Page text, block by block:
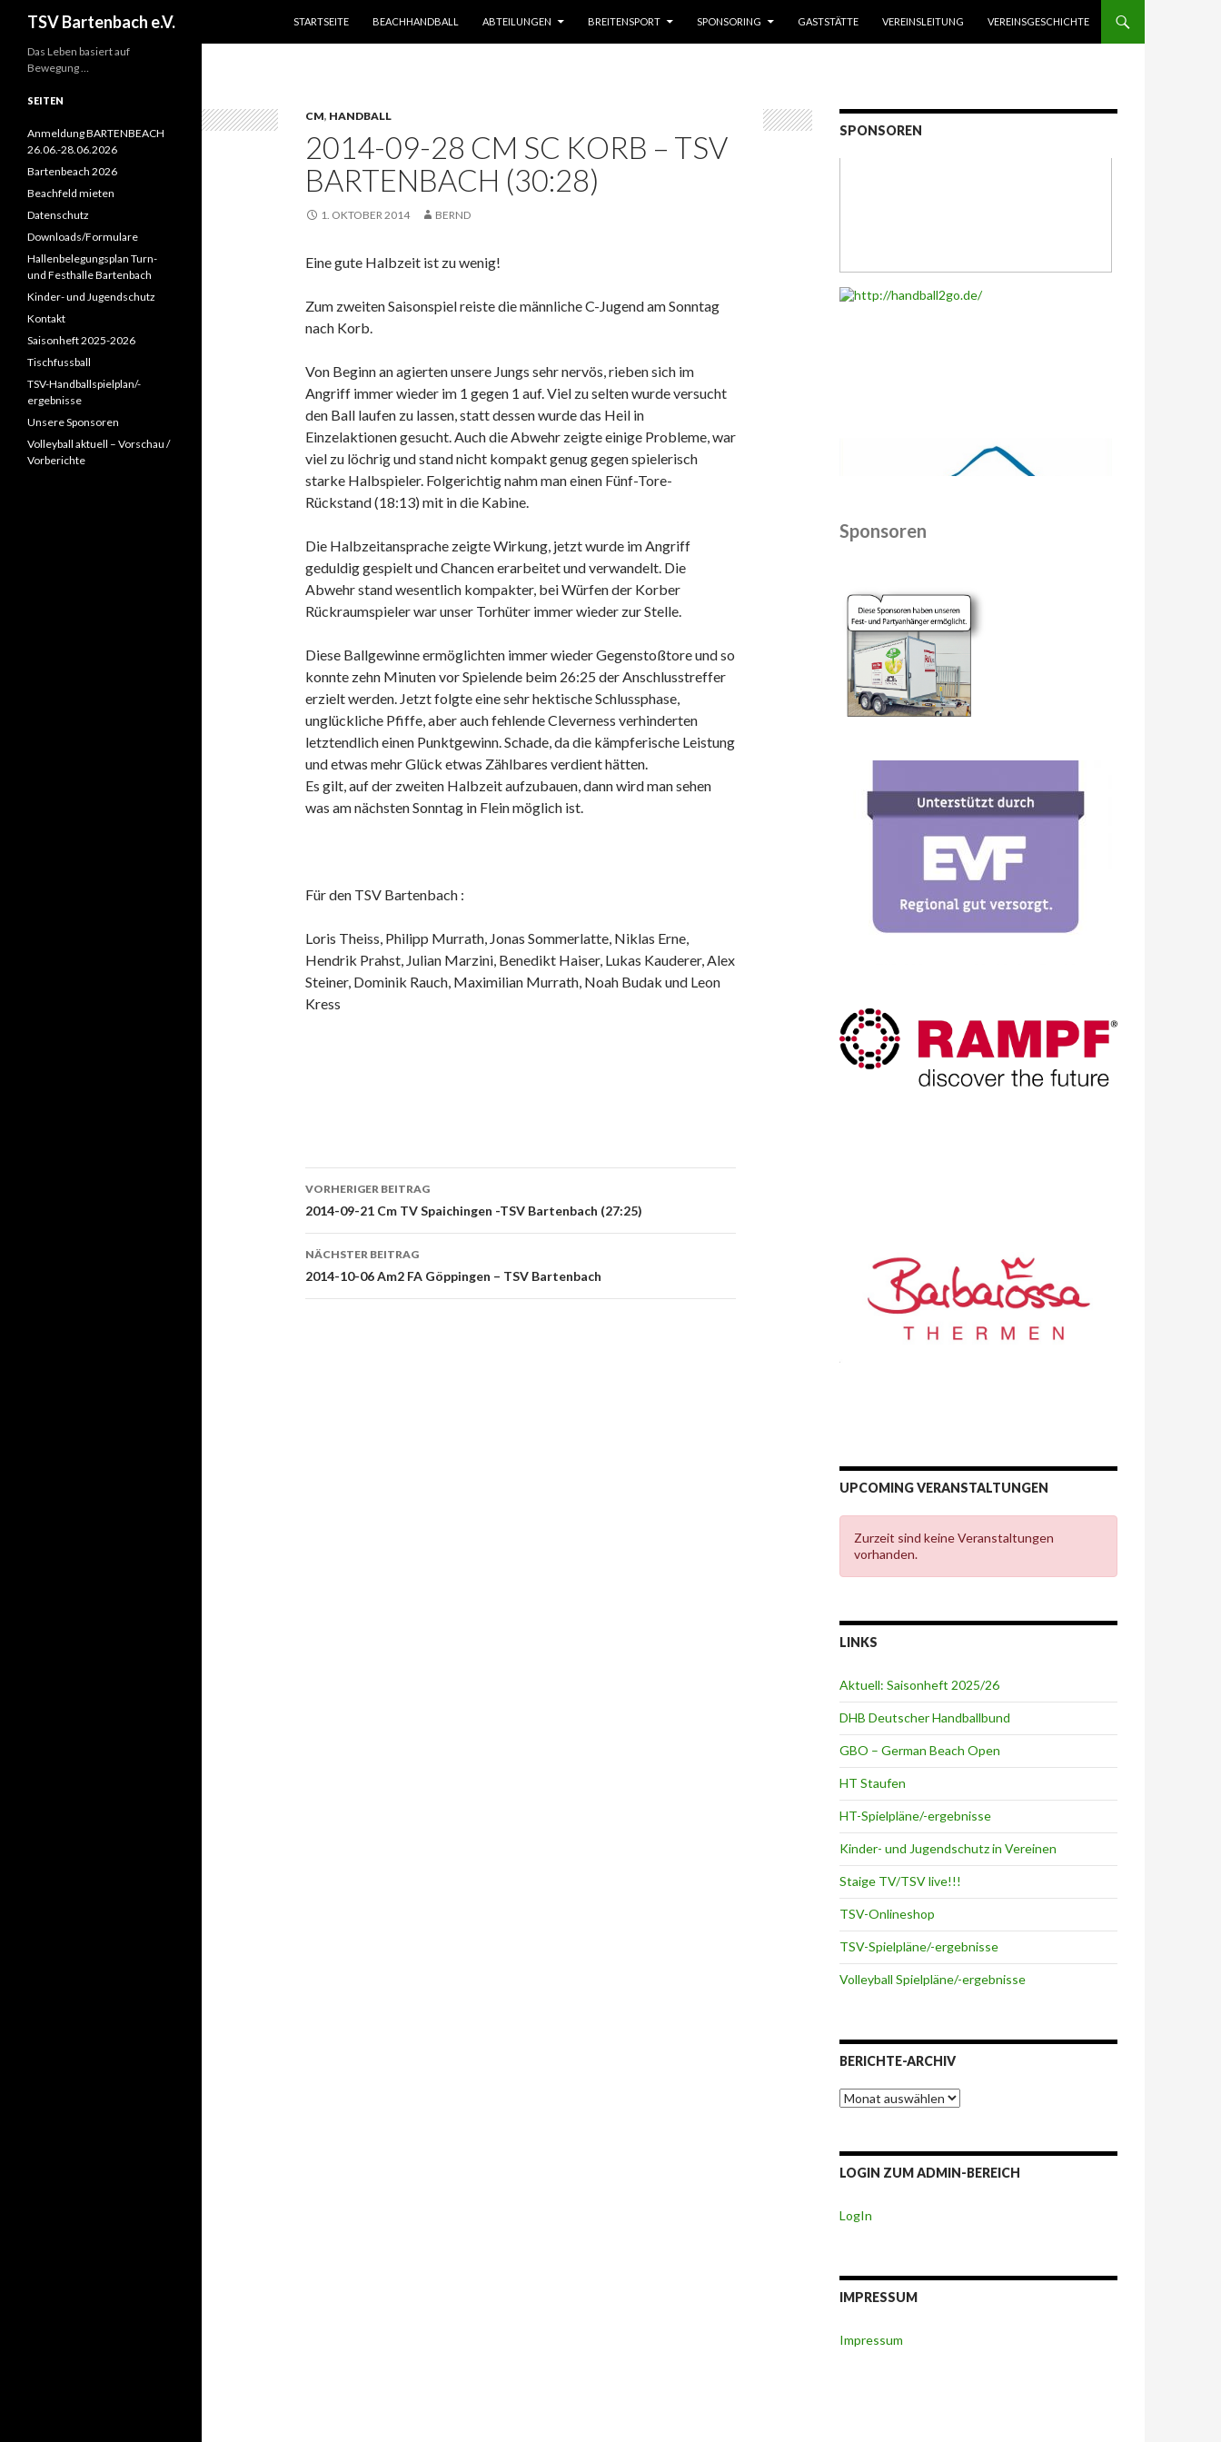
TSV Bartenbach e.V.
STARTSEITE
BEACHHANDBALL ABTEILUNGEN BREITENSPORT SPONSORING GASTSTÄTTE VEREINSLEITUNG VEREINSGESCHICHTE
CM, HANDBALL
2014-09-28 CM SC KORB – TSV
BARTENBACH (30:28)
1. OKTOBER 2014 BERND
Eine gute Halbzeit ist zu wenig!
Zum zweiten Saisonspiel reiste die männliche C-Jugend am Sonntag
nach Korb.
Von Beginn an agierten unsere Jungs sehr nervös, rieben sich im
Angriff immer wieder im 1 gegen 1 auf. Viel zu selten wurde versucht
den Ball laufen zu lassen, statt dessen wurde das Heil in
Einzelaktionen gesucht. Auch die Abwehr zeigte einige Probleme, war
viel zu löchrig und stand nicht kompakt genug gegen spielerisch
starke Halbspieler. Folgerichtig nahm man einen Fünf-Tore-
Rückstand (18:13) mit in die Kabine.
Die Halbzeitansprache zeigte Wirkung, jetzt wurde im Angriff
geduldig gespielt und Chancen erarbeitet und verwandelt. Die
Abwehr stand wesentlich kompakter, bei Würfen der Korber
Rückraumspieler war unser Torhüter immer wieder zur Stelle.
Diese Ballgewinne ermöglichten immer wieder Gegenstoßtore und so
konnte zehn Minuten vor Spielende beim 26:25 der Anschlusstreffer
erzielt werden. Jetzt folgte eine sehr hektische Schlussphase,
unglückliche Pfiffe, aber auch fehlende Cleverness verhinderten
letztendlich einen Punktgewinn. Schade, da die kämpferische Leistung
und etwas mehr Glück etwas Zählbares verdient hätten.
Es gilt, auf der zweiten Halbzeit aufzubauen, dann wird man sehen
was am nächsten Sonntag in Flein möglich ist.
Für den TSV Bartenbach :
Loris Theiss, Philipp Murrath, Jonas Sommerlatte, Niklas Erne,
Hendrik Prahst, Julian Marzini, Benedikt Haiser, Lukas Kauderer, Alex
Steiner, Dominik Rauch, Maximilian Murrath, Noah Budak und Leon
Kress
Beitrags-
Navigation
VORHERIGER BEITRAG
2014-09-21 Cm TV Spaichingen -TSV Bartenbach (27:25)
NÄCHSTER BEITRAG
2014-10-06 Am2 FA Göppingen – TSV Bartenbach
SPONSOREN
Sponsoren
UPCOMING VERANSTALTUNGEN
Zurzeit sind keine Veranstaltungen
vorhanden.
LINKS
Aktuell: Saisonheft 2025/26
DHB Deutscher Handballbund
GBO – German Beach Open
HT Staufen
HT-Spielpläne/-ergebnisse
Kinder- und Jugendschutz in Vereinen
Staige TV/TSV live!!!
TSV-Onlineshop
TSV-Spielpläne/-ergebnisse
Volleyball Spielpläne/-ergebnisse
BERICHTE-ARCHIV
Berichte-
Archiv
LOGIN ZUM ADMIN-BEREICH
LogIn
IMPRESSUM
Impressum
Das Leben basiert auf
Bewegung …
SEITEN
Anmeldung BARTENBEACH
26.06.-28.06.2026
Bartenbeach 2026
Beachfeld mieten
Datenschutz
Downloads/Formulare
Hallenbelegungsplan Turn-
und Festhalle Bartenbach
Kinder- und Jugendschutz
Kontakt
Saisonheft 2025-2026
Tischfussball
TSV-Handballspielplan/-
ergebnisse
Unsere Sponsoren
Volleyball aktuell – Vorschau /
Vorberichte